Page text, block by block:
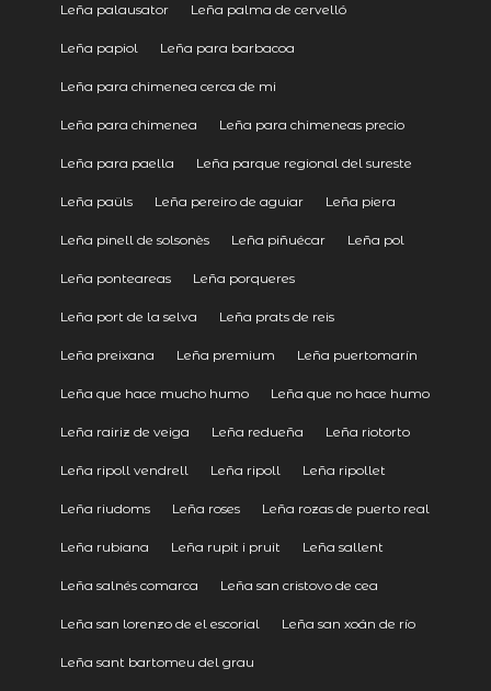
Leña palausator Leña palma de cervelló
Leña papiol Leña para barbacoa
Leña para chimenea cerca de mi
Leña para chimenea Leña para chimeneas precio
Leña para paella Leña parque regional del sureste
Leña paüls Leña pereiro de aguiar Leña piera
Leña pinell de solsonès Leña piñuécar Leña pol
Leña ponteareas Leña porqueres
Leña port de la selva Leña prats de reis
Leña preixana Leña premium Leña puertomarín
Leña que hace mucho humo Leña que no hace humo
Leña rairiz de veiga Leña redueña Leña riotorto
Leña ripoll vendrell Leña ripoll Leña ripollet
Leña riudoms Leña roses Leña rozas de puerto real
Leña rubiana Leña rupit i pruit Leña sallent
Leña salnés comarca Leña san cristovo de cea
Leña san lorenzo de el escorial Leña san xoán de río
Leña sant bartomeu del grau